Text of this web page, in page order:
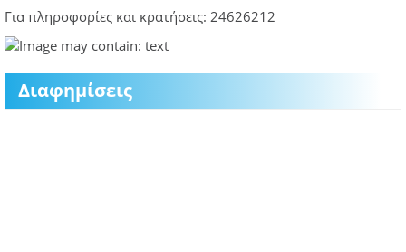
Για πληροφορίες και κρατήσεις: 24626212
Διαφημίσεις